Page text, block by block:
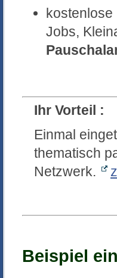
kostenlose
Jobs,
Ihr Vorteil :
Einmal
thematisch
Netzwerk.
Beispiel